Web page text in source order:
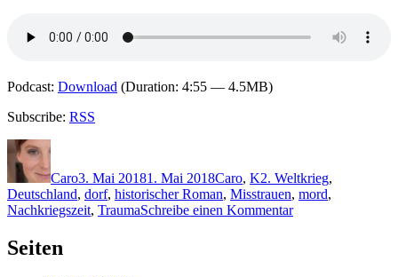
Podcast: Download (Duration: 4:55 — 4.5MB)
Subscribe: RSS
Autor
Caro3. Mai 20181. Mai 2018Caro, K2. Weltkrieg,
Deutschland, dorf, historischer Roman, Misstrauen, mord,
Nachkriegszeit, TraumaSchreibe einen Kommentarzu
Seiten